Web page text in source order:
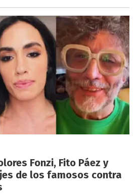
Fonzi, Fito Páez y
de los famosos contra